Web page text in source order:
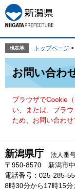
ー
ジ
の
頭
す。
ニ
ュ
ー
飛
て
現在地 トップページ >
お問い合わ
ブラウザでCookie
い、または、ブラ
ため、お問い合わせ
新潟県庁 法人番
〒950-8570 新潟市中
電話番号：025-285-
8時30分から17時15分